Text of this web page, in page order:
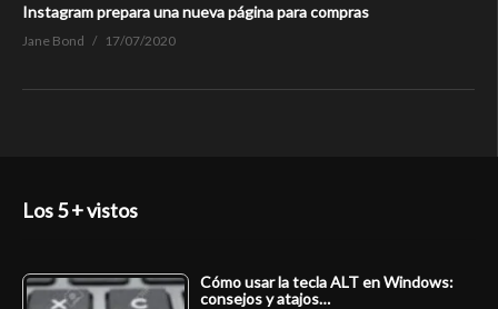
Instagram prepara una nueva página para compras
Jane Bond 17/07/2020
Los 5 + vistos
Cómo usar la tecla ALT en Windows:
consejos y atajos…